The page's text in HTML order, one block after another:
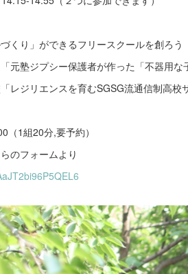
くり」ができるフリースクールを創ろう
塾ジプシー保護者が作った「不器用な
レジリエンスを育むSGSG流通信制高校
（1組20分,要予約）
のフォームより